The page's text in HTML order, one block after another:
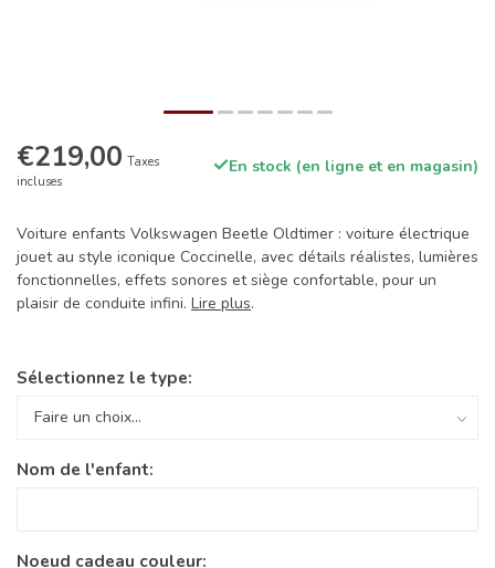
€219,00 Taxes
incluses
En stock (en ligne et en magasin)
Voiture enfants Volkswagen Beetle Oldtimer : voiture électrique
jouet au style iconique Coccinelle, avec détails réalistes, lumières
fonctionnelles, effets sonores et siège confortable, pour un
plaisir de conduite infini. Lire plus.
Sélectionnez le type:
Nom de l'enfant:
Noeud cadeau couleur: